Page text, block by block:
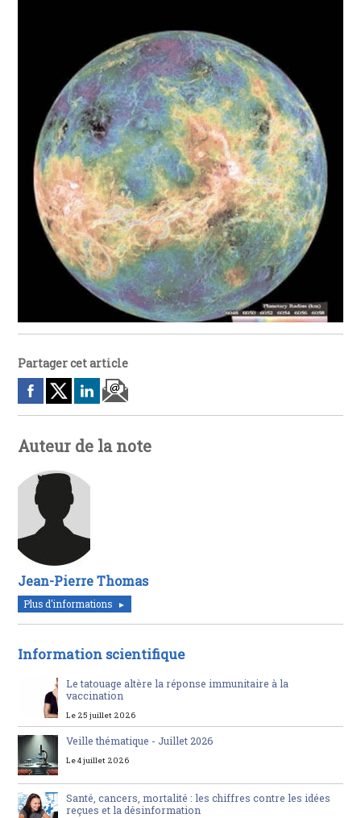
Partager cet article
Auteur de la note
Jean-Pierre Thomas
Plus d'informations
Information scientifique
Le tatouage altère la réponse immunitaire à la
vaccination
Le 25 juillet 2026
Veille thématique - Juillet 2026
Le 4 juillet 2026
Santé, cancers, mortalité : les chiffres contre les idées
reçues et la désinformation